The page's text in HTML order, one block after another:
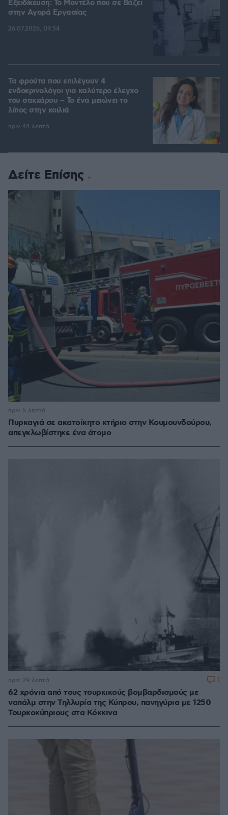
Εξειδίκευση: Το Mοντέλο που σε Bάζει
στην Aγορά Eργασίας
26.07.2026, 09:54
Τα φρούτα που επιλέγουν 4
ενδοκρινολόγοι για καλύτερο έλεγχο
του σακχάρου – Το ένα μειώνει το
λίπος στην κοιλιά
πριν 44 λεπτά
Δείτε Επίσης
Πυρκαγιά σε ακατοίκητο κτήριο στην Κουμουνδούρου,
απεγκλωβίστηκε ένα άτομο
πριν 5 λεπτά
62 χρόνια από τους τουρκικούς βομβαρδισμούς με
ναπάλμ στην Τηλλυρία της Κύπρου, πανηγύρια με 1250
Τουρκοκύπριους στα Κόκκινα
πριν 29 λεπτά 1